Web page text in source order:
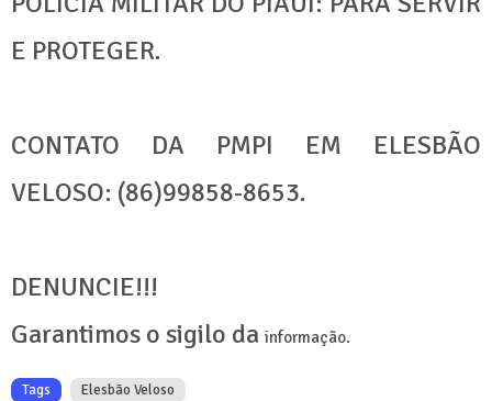
E PROTEGER.
CONTATO DA PMPI EM ELESBÃO
VELOSO: (86)99858-8653.
DENUNCIE!!!
Garantimos o sigilo da informação.
Tags Elesbão Veloso